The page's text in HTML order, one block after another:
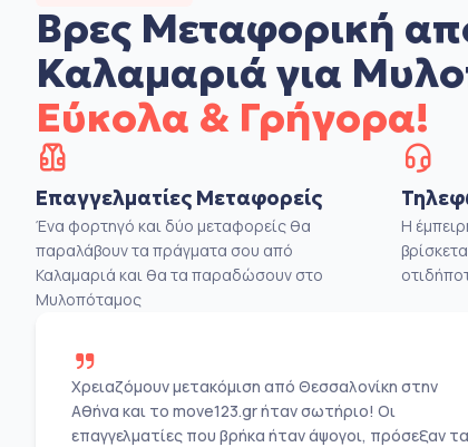
Βρες Μεταφορική
Καλαμαριά για
Εύκολα & Γρήγορα!
Επαγγελματίες Μεταφορείς
Ένα φορτηγό και δύο μεταφορείς θα
παραλάβουν τα πράγματα σου από
Καλαμαριά και θα τα παραδώσουν στο
Μυλοπόταμος
Η
Χρειαζόμουν μετακόμιση από Θεσσαλονίκη στην
Αθήνα και το move123.gr ήταν σωτήριο! Οι
επαγγελματίες που βρήκα ήταν άψογοι, πρόσεξαν τα